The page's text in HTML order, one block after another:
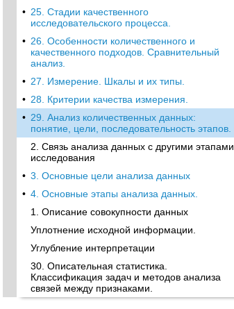
• 25. Стадии качественного
исследовательского процесса.
• 26. Особенности количественного и
качественного подходов. Сравнительный
анализ.
• 27. Измерение. Шкалы и их типы.
• 28. Критерии качества измерения.
• 29. Анализ количественных данных:
понятие, цели, последовательность этапов.
2. Связь анализа данных с другими этапами
исследования
• 3. Основные цели анализа данных
• 4. Основные этапы анализа данных.
1. Описание совокупности данных
Уплотнение исходной информации.
Углубление интерпретации
30. Описательная статистика.
Классификация задач и методов анализа
связей между признаками.